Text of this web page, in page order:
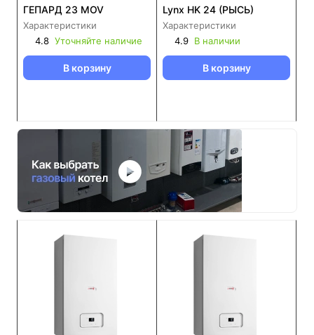
ГЕПАРД 23 MOV
Характеристики
4.8 Уточняйте наличие
В корзину
Lynx HK 24 (РЫСЬ)
Характеристики
4.9 В наличии
В корзину